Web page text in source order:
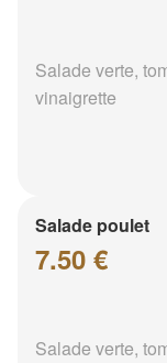
Salade verte,
vinaigrette
Salade poulet
7.50 €
Salade verte,